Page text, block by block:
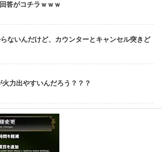
答がコチラｗｗｗ
ないんだけど、カウンターとキャンセル突きど
力出やすいんだろう？？？